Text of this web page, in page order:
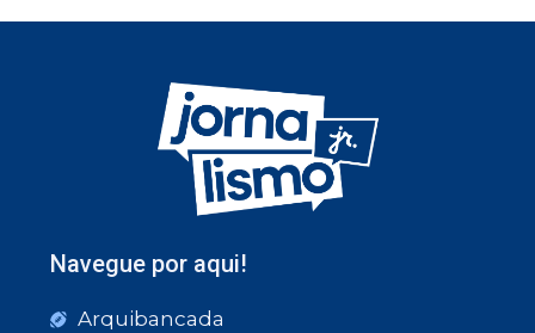
Navegue por aqui!
Arquibancada